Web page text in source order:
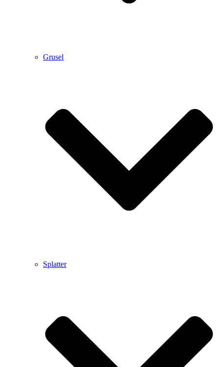
Grusel
Splatter